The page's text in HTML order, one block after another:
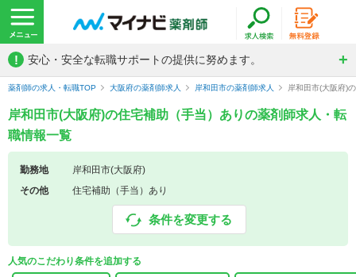
! 安心・安全な転職サポートの提供に努めます。
薬剤師の求人・転職TOP 大阪府の薬剤師求人 岸和田市の薬剤師求人 岸和田市(大阪府)
岸和田市(大阪府)の住宅補助（手当）ありの薬剤師求人・転
職情報一覧
勤務地
岸和田市(大阪府)
その他
住宅補助（手当）あり
条件を変更する
人気のこだわり条件を追加する